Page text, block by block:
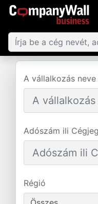
A vállalkozás neve
Adószám ili
Régió